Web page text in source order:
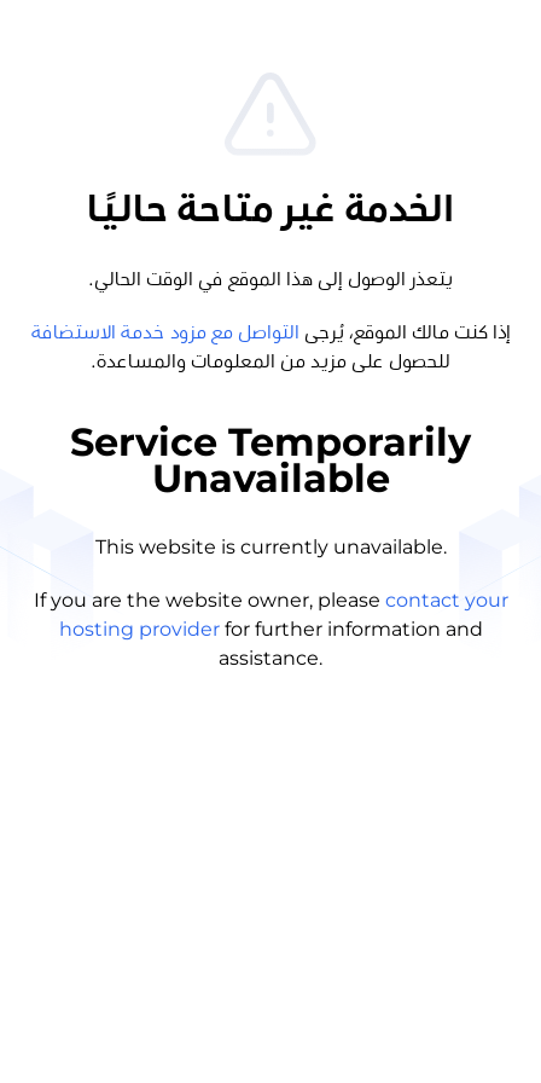
الخدمة غير متاحة حاليًا
يتعذر الوصول إلى هذا الموقع في الوقت الحالي.
إذا كنت مالك الموقع، يُرجى
التواصل مع مزود خدمة الاستضافة
للحصول على مزيد من المعلومات والمساعدة.
Service Temporarily
Unavailable
This website is currently unavailable.
If you are the website owner, please contact your
hosting provider for further information and
assistance.